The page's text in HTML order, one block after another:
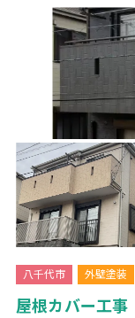
八千代市 外壁塗装
屋根カバー工事